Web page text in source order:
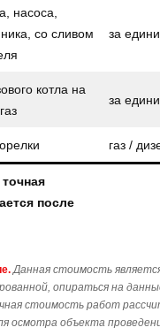
насоса,
со сливом
за
котла на
за
газ /
после
Данная стоимость
опираться на
стоимость работ
осмотра объекта